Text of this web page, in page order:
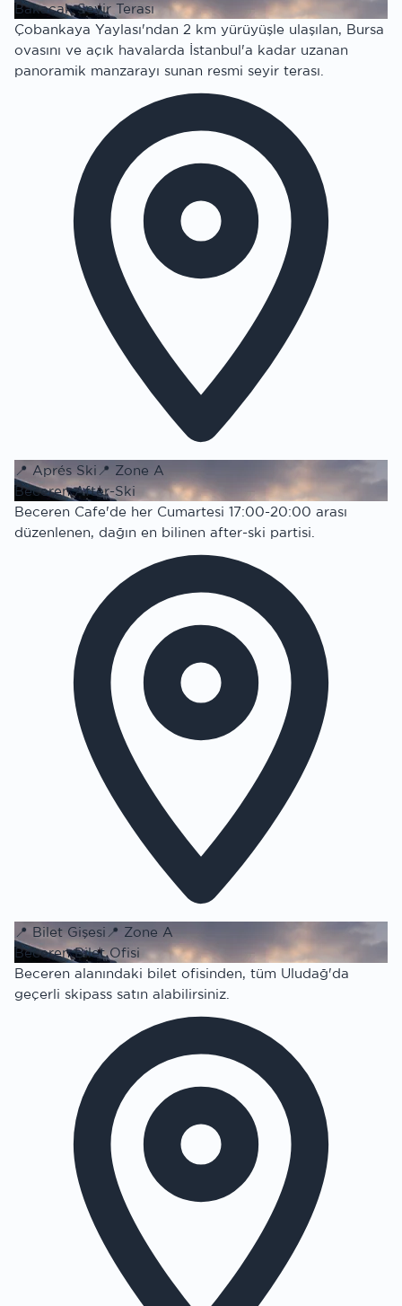
Bakacak Seyir Terası
Çobankaya Yaylası'ndan 2 km yürüyüşle ulaşılan, Bursa
ovasını ve açık havalarda İstanbul'a kadar uzanan
panoramik manzarayı sunan resmi seyir terası.
📍 Aprés Ski 📍 Zone A
Beceren After-Ski
Beceren Cafe'de her Cumartesi 17:00-20:00 arası
düzenlenen, dağın en bilinen after-ski partisi.
📍 Bilet Gişesi 📍 Zone A
Beceren Bilet Ofisi
Beceren alanındaki bilet ofisinden, tüm Uludağ'da
geçerli skipass satın alabilirsiniz.